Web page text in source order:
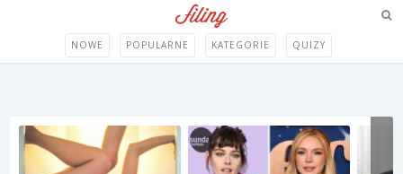
NOWE POPULARNE KATEGORIE QUIZY